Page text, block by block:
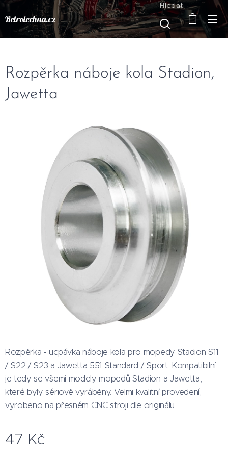
Retrotechna.cz
Hledat
Rozpěrka náboje kola Stadion,
Jawetta
Rozpěrka - ucpávka náboje kola pro mopedy Stadion S11
/ S22 / S23 a Jawetta 551 Standard / Sport. Kompatibilní
je tedy se všemi modely mopedů Stadion a Jawetta,
které byly sériově vyráběny. Velmi kvalitní provedení,
vyrobeno na přesném CNC stroji dle originálu.
47 Kč